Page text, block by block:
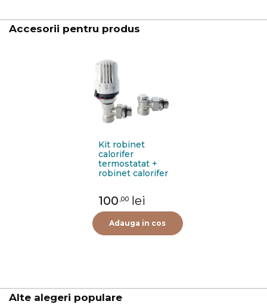
Accesorii pentru produs
Kit robinet
calorifer
termostatat +
robinet calorifer
FIG01213502I0011,
alama, 1/2"
100 ,00 lei
Adauga in cos
Alte alegeri populare